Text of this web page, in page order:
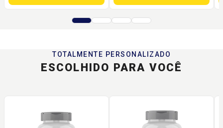
TOTALMENTE PERSONALIZADO
ESCOLHIDO PARA VOCÊ